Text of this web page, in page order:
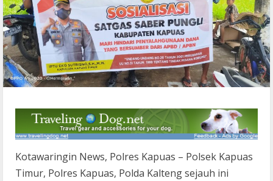
Kotawaringin News, Polres Kapuas – Polsek Kapuas
Timur, Polres Kapuas, Polda Kalteng sejauh ini